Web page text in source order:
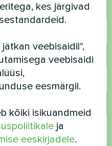
kes järgivad
veebisaidil",
veebisaidi
eesmärgil.
kõiki isikuandmeid
ja
eeskirjadele.